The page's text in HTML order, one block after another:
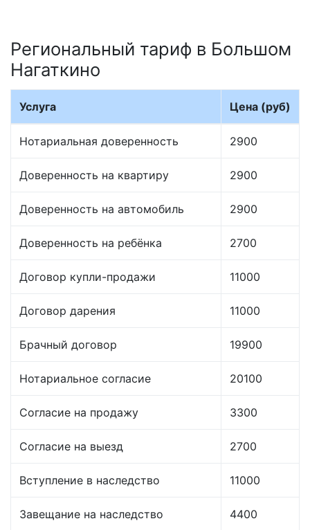
Региональный тариф в Большом
Нагаткино
Услуга Цена (руб)
Нотариальная доверенность 2900
Доверенность на квартиру 2900
Доверенность на автомобиль 2900
Доверенность на ребёнка 2700
Договор купли-продажи 11000
Договор дарения 11000
Брачный договор 19900
Нотариальное согласие 20100
Согласие на продажу 3300
Согласие на выезд 2700
Вступление в наследство 11000
Завещание на наследство 4400